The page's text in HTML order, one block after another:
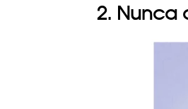
2. Nunca